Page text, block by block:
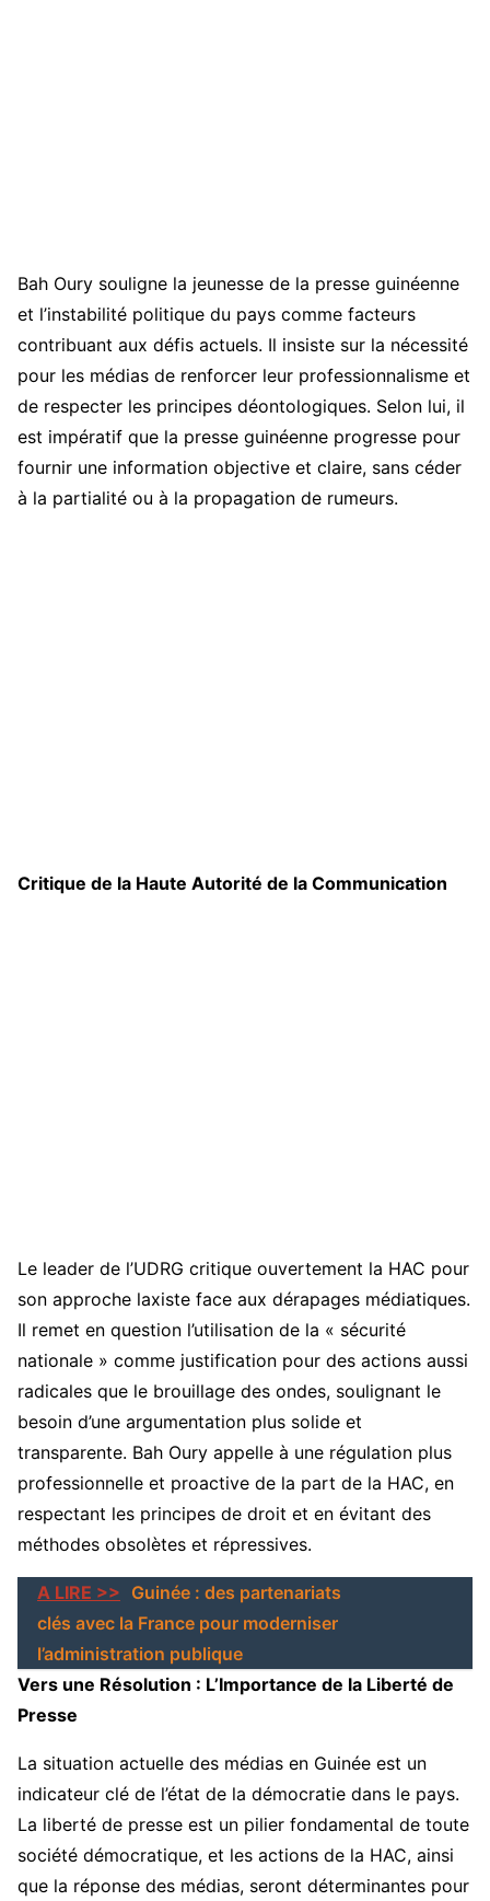
Bah Oury souligne la jeunesse de la presse guinéenne
et l’instabilité politique du pays comme facteurs
contribuant aux défis actuels. Il insiste sur la nécessité
pour les médias de renforcer leur professionnalisme et
de respecter les principes déontologiques. Selon lui, il
est impératif que la presse guinéenne progresse pour
fournir une information objective et claire, sans céder
à la partialité ou à la propagation de rumeurs.
Critique de la Haute Autorité de la Communication
Le leader de l’UDRG critique ouvertement la HAC pour
son approche laxiste face aux dérapages médiatiques.
Il remet en question l’utilisation de la « sécurité
nationale » comme justification pour des actions aussi
radicales que le brouillage des ondes, soulignant le
besoin d’une argumentation plus solide et
transparente. Bah Oury appelle à une régulation plus
professionnelle et proactive de la part de la HAC, en
respectant les principes de droit et en évitant des
méthodes obsolètes et répressives.
A LIRE >> Guinée : des partenariats
clés avec la France pour moderniser
l’administration publique
Vers une Résolution : L’Importance de la Liberté de
Presse
La situation actuelle des médias en Guinée est un
indicateur clé de l’état de la démocratie dans le pays.
La liberté de presse est un pilier fondamental de toute
société démocratique, et les actions de la HAC, ainsi
que la réponse des médias, seront déterminantes pour